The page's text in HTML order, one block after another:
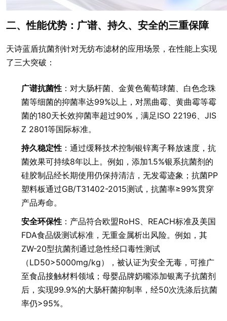
二、性能优势：广谱、持久、安全的三重保障
天诗蓝盾抗菌剂针对无纺布滤材的应用场景，在性能上实现
了三大突破：
广谱抗菌性 ：对大肠杆菌、金黄色葡萄球菌、白色念珠
菌等细菌的抑菌率达99%以上，对黑曲霉、黄曲霉等霉
菌的180天长效抑菌率超过90%，满足ISO 22196、JIS
Z 2801等国际标准。
持久稳定性 ：通过缓释技术控制银锌离子释放速度，抗
菌效果可持续8年以上。例如，添加1.5%银系抗菌剂的
硅胶制品经长期使用仍保持清洁，无发霉迹象；抗菌PP
塑料板通过GB/T31402-2015测试，抗菌率≥99%贯穿
产品寿命。
安全环保性 ：产品符合欧盟RoHS、REACH标准及美国
FDA食品级测试标准，无重金属析出风险。例如，其
ZW-20型抗菌剂通过急性经口毒性测试
（LD50>5000mg/kg），被认证为安全无毒，可推广
至食品接触材料领域；母婴品牌奶嘴添加银离子抗菌剂
后，实现99.9%的大肠杆菌抑制率，经50次洗涤后抗菌
率仍>95%。